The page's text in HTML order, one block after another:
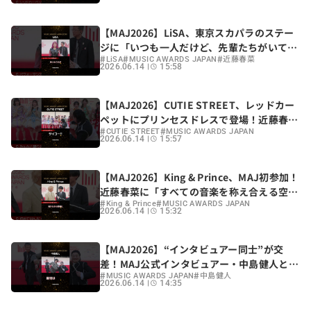
【MAJ2026】LiSA、東京スカパラのステー
ジに「いつも一人だけど、先輩たちがいて心
強い」 近藤春菜が直撃
#LiSA#MUSIC AWARDS JAPAN#近藤春菜
2026.06.14 15:58
【MAJ2026】CUTIE STREET、レッドカー
ペットにプリンセスドレスで登場！近藤春菜
とダンスを披露
#CUTIE STREET#MUSIC AWARDS JAPAN
2026.06.14 15:57
【MAJ2026】King & Prince、MAJ初参加！
近藤春菜に「すべての音楽を称え合える空間
が素敵」
#King & Prince#MUSIC AWARDS JAPAN
2026.06.14 15:32
【MAJ2026】“インタビュアー同士”が交
差！MAJ公式インタビュアー・中島健人と近
藤春菜がレッドカーペットで遭遇
#MUSIC AWARDS JAPAN#中島健人
2026.06.14 14:35